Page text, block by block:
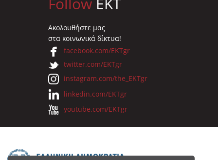
Ακολουθήστε μας
στα κοινωνικά δίκτυα!
facebook.com/EKTgr
twitter.com/EKTgr
instagram.com/the_EKTgr
linkedin.com/EKTgr
youtube.com/EKTgr